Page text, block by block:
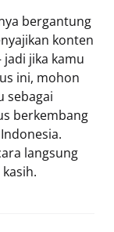
bergantung
konten
jika kamu
ini, mohon
sebagai
berkembang
langsung